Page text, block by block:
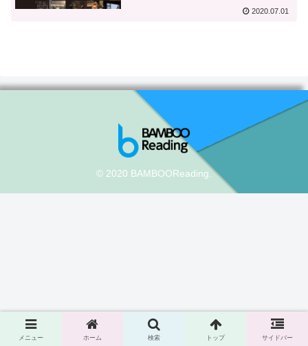
2020.07.01
© 2020 BAMBOOReading.
メニュー ホーム 検索 トップ サイドバー